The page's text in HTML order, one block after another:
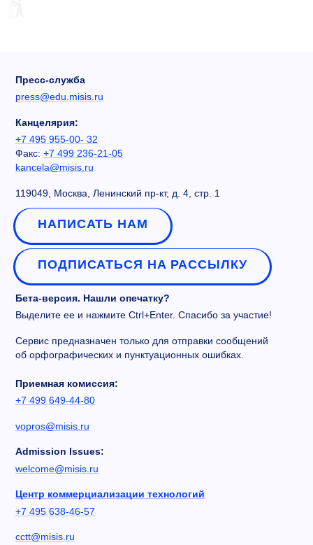
Пресс-служба
press@edu.misis.ru
Канцелярия:
+7 495 955-00- 32
Факс: +7 499 236-21-05
kancela@misis.ru
119049, Москва, Ленинский пр-кт, д. 4, стр. 1
НАПИСАТЬ НАМ
ПОДПИСАТЬСЯ НА РАССЫЛКУ
Бета-версия. Нашли опечатку?
Выделите ее и нажмите Ctrl+Enter. Спасибо за участие!
Сервис предназначен только для отправки сообщений
об орфографических и пунктуационных ошибках.
Приемная комиссия:
+7 499 649-44-80
vopros@misis.ru
Admission Issues:
welcome@misis.ru
Центр коммерциализации технологий
+7 495 638-46-57
cctt@misis.ru